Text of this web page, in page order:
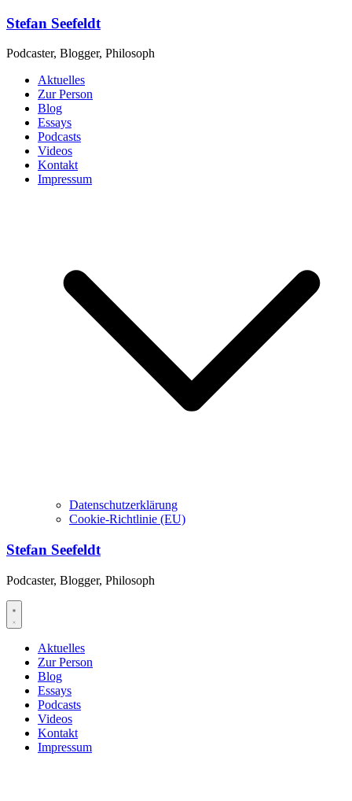
Zum
springen
Stefan Seefeldt
Podcaster, Blogger, Philosoph
Aktuelles
Zur Person
Blog
Essays
Podcasts
Videos
Kontakt
Impressum
Datenschutzerklärung
Cookie-Richtlinie (EU)
Stefan Seefeldt
Podcaster, Blogger, Philosoph
Aktuelles
Zur Person
Blog
Essays
Podcasts
Videos
Kontakt
Impressum